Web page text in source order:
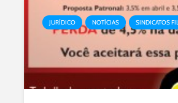
JURÍDICO NOTÍCIAS SINDICATOS